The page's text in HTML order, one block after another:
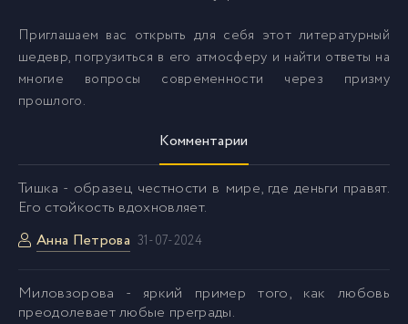
Приглашаем вас открыть для себя этот литературный
шедевр, погрузиться в его атмосферу и найти ответы на
многие вопросы современности через призму
прошлого.
Комментарии
Тишка - образец честности в мире, где деньги правят.
Его стойкость вдохновляет.
Анна Петрова 31-07-2024
Миловзорова - яркий пример того, как любовь
преодолевает любые преграды.